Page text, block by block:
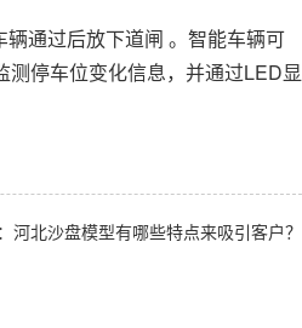
通过后放下道闸 。智能车辆可
停车位变化信息，并通过LED显
河北沙盘模型有哪些特点来吸引客户？